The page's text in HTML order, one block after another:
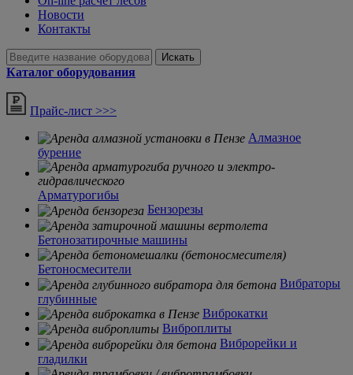
Новости
Контакты
Искать
Каталог оборудования
Прайс-лист >>>
Алмазное
бурение
Арматурогибы
Бензорезы
Бетонозатирочные машины
Бетоносмесители
Вибраторы
глубинные
Виброкатки
Виброплиты
Виброрейки и
гладилки